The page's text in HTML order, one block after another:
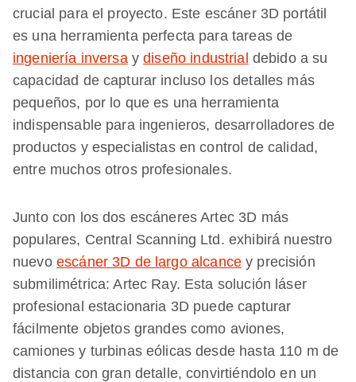
crucial para el proyecto. Este escáner 3D portátil
es una herramienta perfecta para tareas de
ingeniería inversaydiseño industrial debido a su
capacidad de capturar incluso los detalles más
pequeños, por lo que es una herramienta
indispensable para ingenieros, desarrolladores de
productos y especialistas en control de calidad,
entre muchos otros profesionales.
Junto con los dos escáneres Artec 3D más
populares, Central Scanning Ltd. exhibirá nuestro
nuevo escáner 3D de largo alcancey precisión
submilimétrica: Artec Ray. Esta solución láser
profesional estacionaria 3D puede capturar
fácilmente objetos grandes como aviones,
camiones y turbinas eólicas desde hasta 110 m de
distancia con gran detalle, convirtiéndolo en un